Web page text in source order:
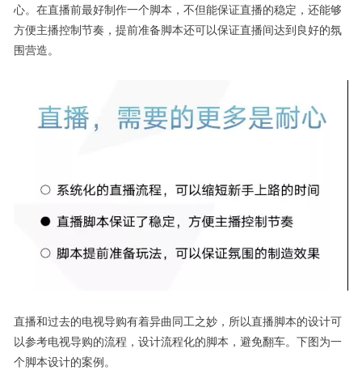
心。在直播前最好制作一个脚本，不但能保证直播的稳定，还能够
方便主播控制节奏，提前准备脚本还可以保证直播间达到良好的氛
围营造。
直播和过去的电视导购有着异曲同工之妙，所以直播脚本的设计可
以参考电视导购的流程，设计流程化的脚本，避免翻车。下图为一
个脚本设计的案例。